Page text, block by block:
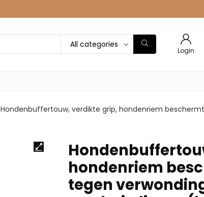
All categories
Login
Hondenbuffertouw, verdikte grip, hondenriem
hondenriem
tegen